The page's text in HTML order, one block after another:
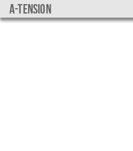
a-tension